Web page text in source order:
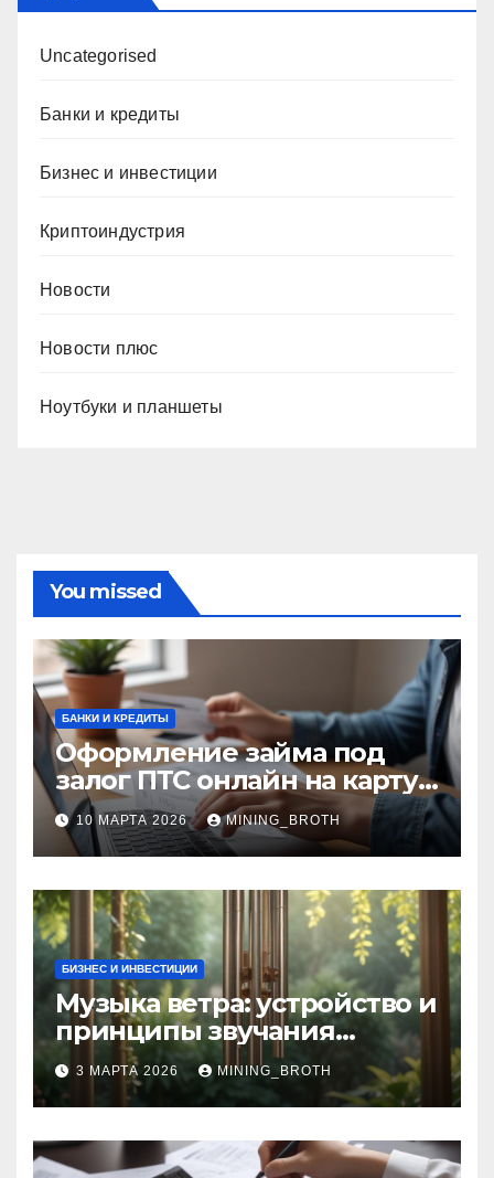
Uncategorised
Банки и кредиты
Бизнес и инвестиции
Криптоиндустрия
Новости
Новости плюс
Ноутбуки и планшеты
You missed
БАНКИ И КРЕДИТЫ
Оформление займа под
залог ПТС онлайн на карту
без визита в офис: порядок,
требования и документы
10 МАРТА 2026 MINING_BROTH
БИЗНЕС И ИНВЕСТИЦИИ
Музыка ветра: устройство и
принципы звучания
колокольчиков
3 МАРТА 2026 MINING_BROTH